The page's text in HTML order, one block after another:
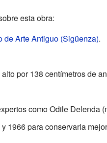
esta obra:
de Arte Antiguo (Sigüenza).
por 138 centímetros de
como Odile Delenda
1966 para conservarla